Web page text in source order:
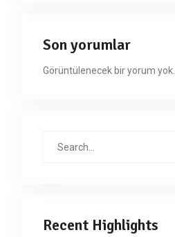
Son yorumlar
Görüntülenecek bir yorum yok.
Recent Highlights